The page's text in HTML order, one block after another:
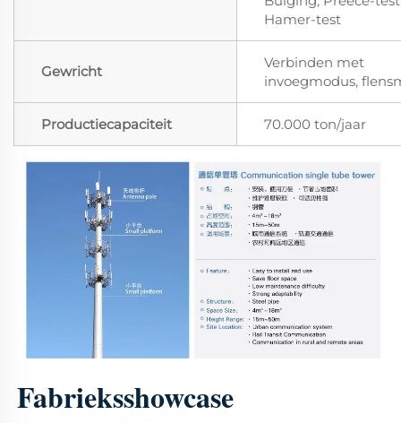
Hamer-test
Gewricht
Verbinden met
invoegmodus,
Productiecapaciteit 70.000 ton/jaar
Fabrieksshowcase